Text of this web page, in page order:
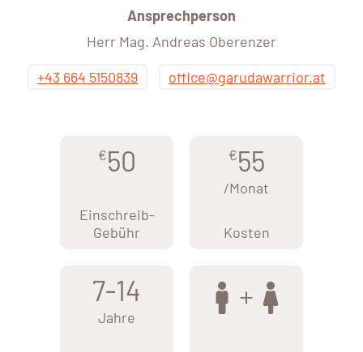
Ansprechperson
Herr Mag. Andreas Oberenzer
+43 664 5150839
office@garudawarrior.at
€50
Einschreib-
Gebühr
€55
/Monat
Kosten
7-14
Jahre